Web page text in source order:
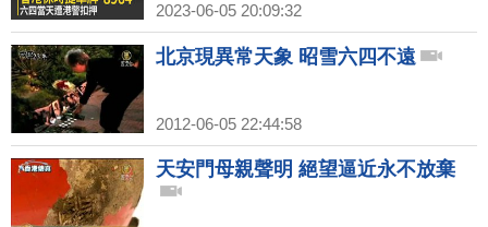
2023-06-05 20:09:32
北京現異常天象 昭雪六四不遠
2012-06-05 22:44:58
天安門母親聲明 絕望逼近永不放棄